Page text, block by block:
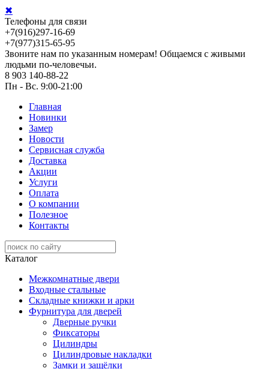
✖
Телефоны для связи
+7(916)297-16-69
+7(977)315-65-95
Звоните нам по указанным номерам! Общаемся с живыми
людьми по-человечьи.
8 903 140-88-22
Пн - Вс. 9:00-21:00
Главная
Новинки
Замер
Новости
Сервисная служба
Доставка
Акции
Услуги
Оплата
О компании
Полезное
Контакты
Каталог
Межкомнатные двери
Входные стальные
Складные книжки и арки
Фурнитура для дверей
Дверные ручки
Фиксаторы
Цилиндры
Цилиндровые накладки
Замки и защёлки